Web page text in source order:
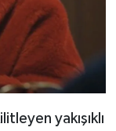
yakışıklı